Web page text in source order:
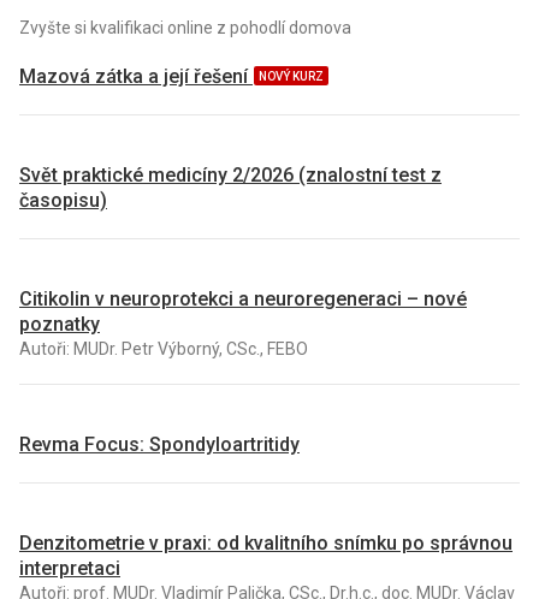
Zvyšte si kvalifikaci online z pohodlí domova
Mazová zátka a její řešení NOVÝ KURZ
Svět praktické medicíny 2/2026 (znalostní test z
časopisu)
Citikolin v neuroprotekci a neuroregeneraci – nové
poznatky
Autoři: MUDr. Petr Výborný, CSc., FEBO
Revma Focus: Spondyloartritidy
Denzitometrie v praxi: od kvalitního snímku po správnou
interpretaci
Autoři: prof. MUDr. Vladimír Palička, CSc., Dr.h.c., doc. MUDr. Václav